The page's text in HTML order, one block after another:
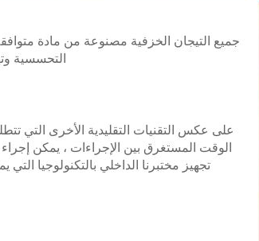
جميع التيجان الخزفية مصنوعة من مادة
التحسسية
على عكس التقنيات التقليدية الأخرى التي
الوقت المستغرق بين الإجراءات ، يمكن
تجهيز مختبرنا الداخلي بالتكنولوجيا التي